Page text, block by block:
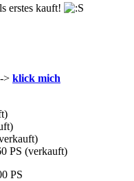
erstes kauft!
> klick mich
PS (verkauft)
PS